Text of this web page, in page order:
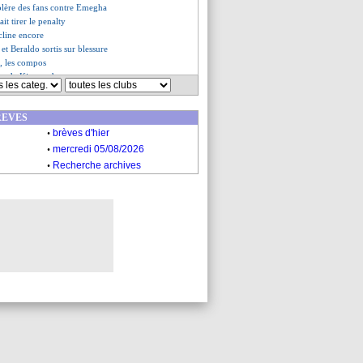
des fans contre Emegha
tirer le penalty
encore
Beraldo sortis sur blessure
les compos
de Kimpembe
Man Utd dans le derby
Le Havre (fini)
FC (fini)
(fini)
selon Deschamps
les compos
les compos
. brèves d'hier
. mercredi 05/08/2026
. Recherche archives